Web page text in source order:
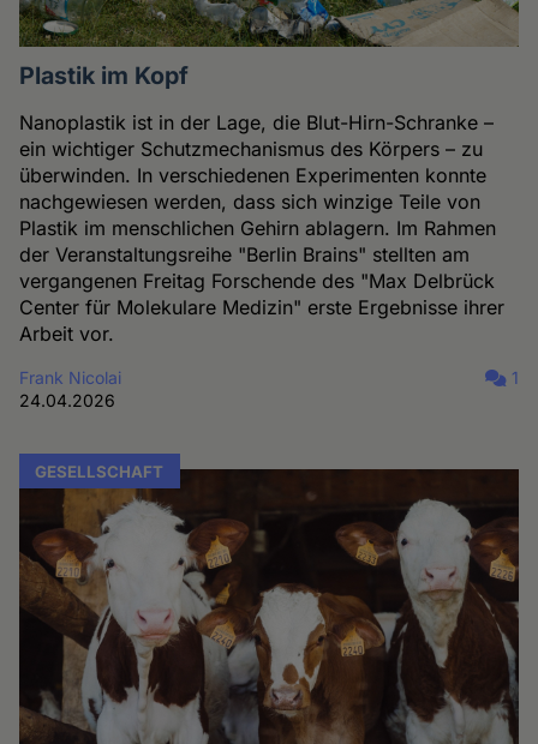
Plastik im Kopf
Nanoplastik ist in der Lage, die Blut-Hirn-Schranke –
ein wichtiger Schutzmechanismus des Körpers – zu
überwinden. In verschiedenen Experimenten konnte
nachgewiesen werden, dass sich winzige Teile von
Plastik im menschlichen Gehirn ablagern. Im Rahmen
der Veranstaltungsreihe "Berlin Brains" stellten am
vergangenen Freitag Forschende des "Max Delbrück
Center für Molekulare Medizin" erste Ergebnisse ihrer
Arbeit vor.
Frank Nicolai
24.04.2026
1
GESELLSCHAFT